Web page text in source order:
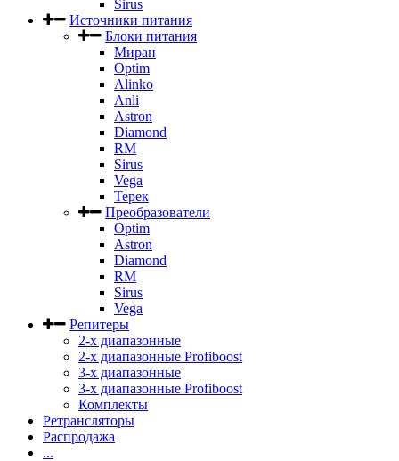
Sirus
Источники питания
Блоки питания
Миран
Optim
Alinko
Anli
Astron
Diamond
RM
Sirus
Vega
Терек
Преобразователи
Optim
Astron
Diamond
RM
Sirus
Vega
Репитеры
2-х диапазонные
2-х диапазонные Profiboost
3-х диапазонные
3-х диапазонные Profiboost
Комплекты
Ретрансляторы
Распродажа
...